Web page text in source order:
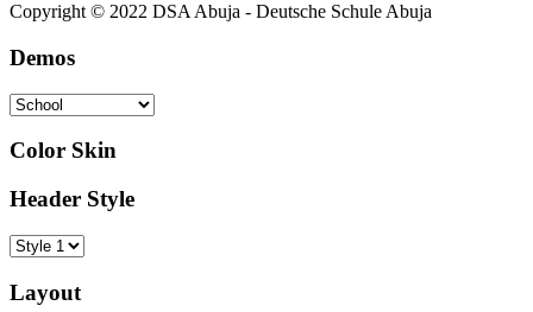
Copyright © 2022 DSA Abuja - Deutsche Schule Abuja
Demos
Color Skin
Header Style
Layout